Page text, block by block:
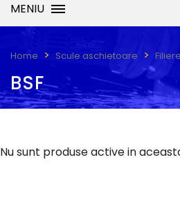
MENIU
Home Scule aschietoare Filiere
BSF
Nu sunt produse active in